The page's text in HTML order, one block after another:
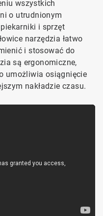
wszystkich
o utrudnionym
i sprzęt
narzędzia łatwo
i stosować do
są ergonomiczne,
umożliwia osiągnięcie
nakładzie czasu.